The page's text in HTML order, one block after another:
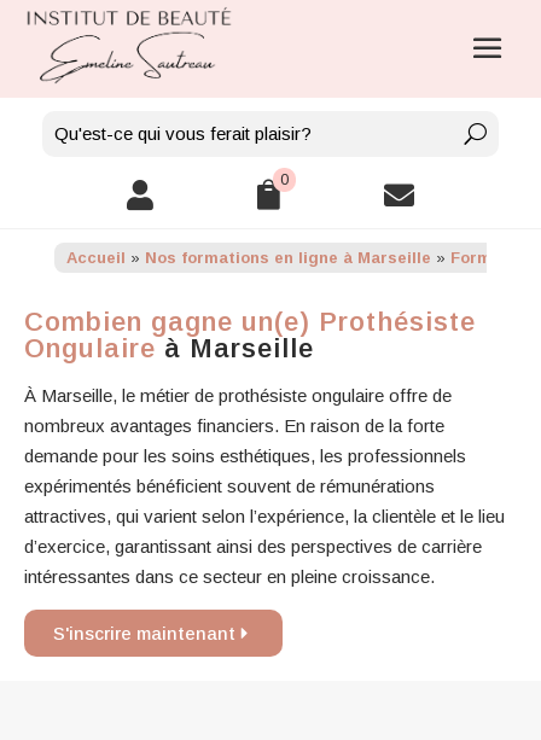
 0 
Accueil » Nos formations en ligne à Marseille » Formation
Combien gagne un(e) Prothésiste
Ongulaire à Marseille
À Marseille, le métier de prothésiste ongulaire offre de
nombreux avantages financiers. En raison de la forte
demande pour les soins esthétiques, les professionnels
expérimentés bénéficient souvent de rémunérations
attractives, qui varient selon l’expérience, la clientèle et le lieu
d’exercice, garantissant ainsi des perspectives de carrière
intéressantes dans ce secteur en pleine croissance.
S'inscrire maintenant